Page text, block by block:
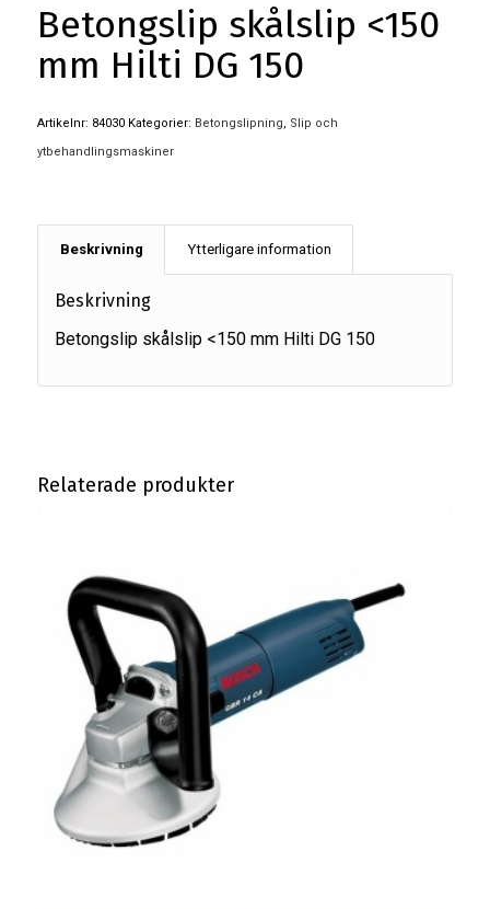
Betongslip skålslip <150
mm Hilti DG 150
Artikelnr: 84030 Kategorier: Betongslipning, Slip och
ytbehandlingsmaskiner
Beskrivning Ytterligare information
Beskrivning
Betongslip skålslip <150 mm Hilti DG 150
Relaterade produkter